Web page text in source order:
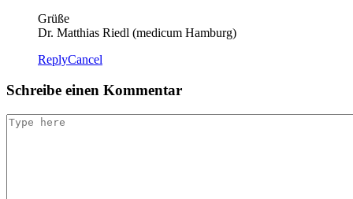
Grüße
Dr. Matthias Riedl (medicum Hamburg)
ReplyCancel
Schreibe einen Kommentar